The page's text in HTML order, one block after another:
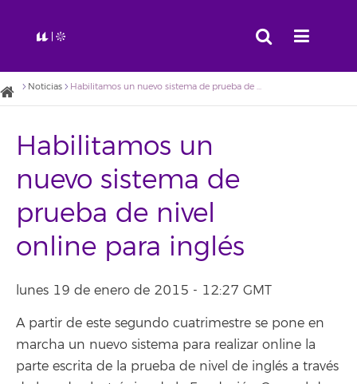
Noticias Habilitamos un nuevo sistema de prueba de nivel online para inglés
Habilitamos un
nuevo sistema de
prueba de nivel
online para inglés
lunes 19 de enero de 2015 - 12:27 GMT
A partir de este segundo cuatrimestre se pone en
marcha un nuevo sistema para realizar online la
parte escrita de la prueba de nivel de inglés a través